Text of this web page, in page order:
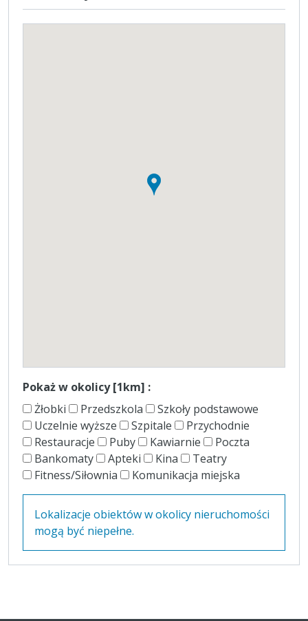
Pokaż w okolicy [1km] :
Żłobki
Przedszkola
Szkoły podstawowe
Uczelnie wyższe
Szpitale
Przychodnie
Restauracje
Puby Kawiarnie
Poczta
Bankomaty
Apteki Kina
Teatry
Fitness/Siłownia
Komunikacja miejska
Lokalizacje obiektów w okolicy nieruchomości
mogą być niepełne.